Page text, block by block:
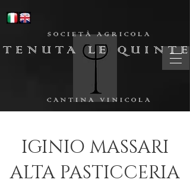
CANTINA VINICOLA
SOCIETÀ AGRICOLA
TENUTA LE QUINTE
IGINIO MASSARI
ALTA PASTICCERIA